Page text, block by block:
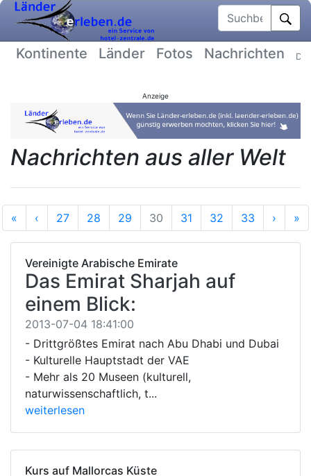
Suchbegriff
Kontinente Länder Fotos Nachrichten
Anzeige
Nachrichten aus aller Welt
« Anfang
‹ Vorherige
27 28 29 30 31 32 33 › »
Vereinigte Arabische Emirate
Das Emirat Sharjah auf
einem Blick:
2013-07-04 18:41:00
- Drittgrößtes Emirat nach Abu Dhabi und Dubai
- Kulturelle Hauptstadt der VAE
- Mehr als 20 Museen (kulturell,
naturwissenschaftlich, t...
weiterlesen
Kurs auf Mallorcas Küste